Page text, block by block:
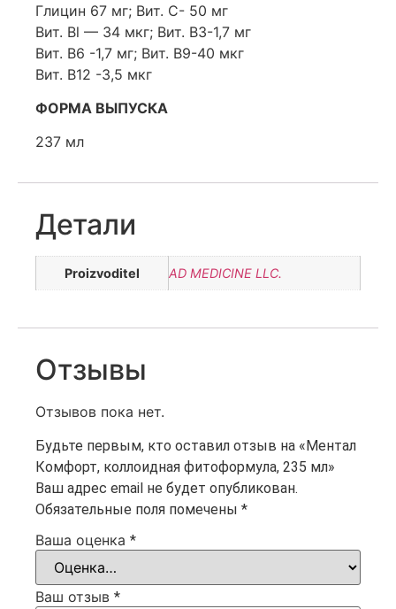
Глицин 67 мг; Вит. С- 50 мг
Вит. Bl — 34 мкг; Вит. B3-1,7 мг
Вит. B6 -1,7 мг; Вит. B9-40 мкг
Вит. В12 -3,5 мкг
ФОРМА ВЫПУСКА
237 мл
Детали
Proizvoditel AD MEDICINE LLC.
Отзывы
Отзывов пока нет.
Будьте первым, кто оставил отзыв на «Ментал
Комфорт, коллоидная фитоформула, 235 мл»
Ваш адрес email не будет опубликован.
Обязательные поля помечены *
Ваша оценка *
Ваш отзыв *